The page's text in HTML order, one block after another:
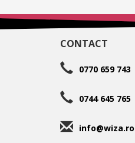
CONTACT
0770 659 743
0744 645 765
info@wiza.ro